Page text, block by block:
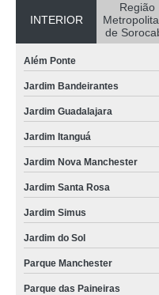
INTERIOR
Região
de
Além Ponte
Jardim Bandeirantes
Jardim Guadalajara
Jardim Itanguá
Jardim Nova Manchester
Jardim Santa Rosa
Jardim Simus
Jardim do Sol
Parque Manchester
Parque das Paineiras